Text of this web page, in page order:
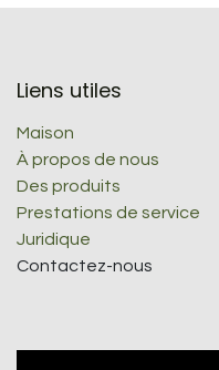
Liens utiles
Maison
À propos de nous
Des produits
Prestations de service
Juridique
Contactez-nous